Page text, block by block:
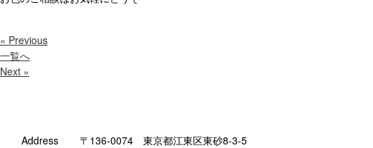
« Previous
一覧へ
Next »
Address
〒136-0074 東京都江東区東砂8-3-5